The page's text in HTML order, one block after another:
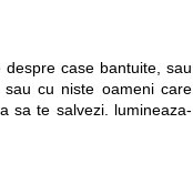
case bantuite, sau
cu niste oameni care
sa te salvezi. lumineaza-